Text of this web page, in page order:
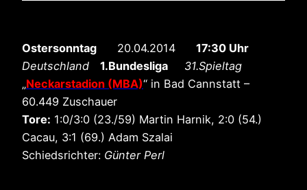
Ostersonntag 20.04.2014 17:30 Uhr
Deutschland 1.Bundesliga 31.Spieltag
„Neckarstadion (MBA)“ in Bad Cannstatt –
60.449 Zuschauer
Tore: 1:0/3:0 (23./59) Martin Harnik, 2:0 (54.)
Cacau, 3:1 (69.) Adam Szalai
Schiedsrichter: Günter Perl